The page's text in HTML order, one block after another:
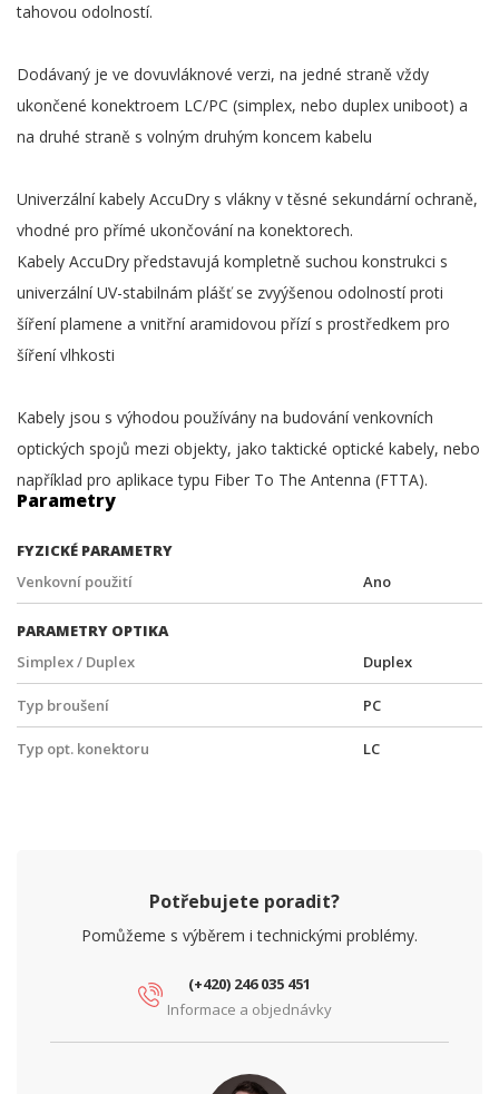
tahovou odolností.
Dodávaný je ve dovuvláknové verzi, na jedné straně vždy
ukončené konektroem LC/PC (simplex, nebo duplex uniboot) a
na druhé straně s volným druhým koncem kabelu
Univerzální kabely AccuDry s vlákny v těsné sekundární ochraně,
vhodné pro přímé ukončování na konektorech.
Kabely AccuDry představujá kompletně suchou konstrukci s
univerzální UV-stabilnám plášť se zvyýšenou odolností proti
šíření plamene a vnitřní aramidovou přízí s prostředkem pro
šíření vlhkosti
Kabely jsou s výhodou používány na budování venkovních
optických spojů mezi objekty, jako taktické optické kabely, nebo
například pro aplikace typu Fiber To The Antenna (FTTA).
Parametry
FYZICKÉ PARAMETRY
Venkovní použití
Ano
PARAMETRY OPTIKA
Simplex / Duplex
Duplex
Typ broušení PC
Typ opt. konektoru LC
Potřebujete poradit?
Pomůžeme s výběrem i technickými problémy.
(+420) 246 035 451
Informace a objednávky